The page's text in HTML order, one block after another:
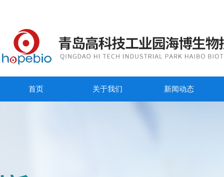
首页 关于我们 新闻动态